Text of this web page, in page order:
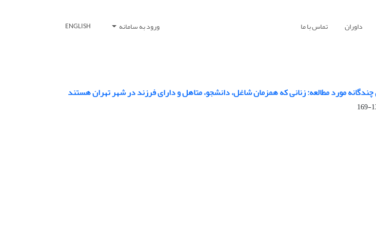
داوران تماس با ما ورود به سامانه ENGLISH
مورد مطالعه: زنانی که همزمان شاغل، دانشجو، متاهل و دارای فرزند در شهر تهران هستند